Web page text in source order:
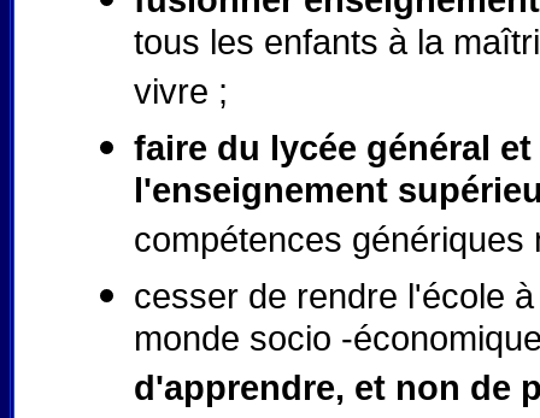
tous les enfants à la
vivre ;
faire du lycée général
l'enseignement
compétences
cesser de rendre l'école
monde socio -
d'apprendre, et non de